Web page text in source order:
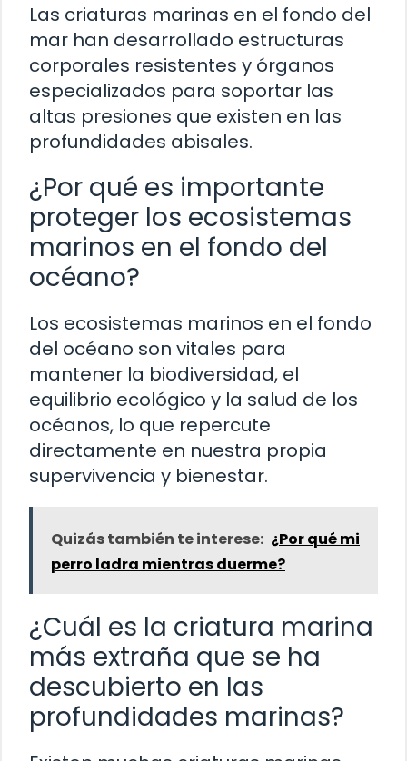
Las criaturas marinas en el fondo del
mar han desarrollado estructuras
corporales resistentes y órganos
especializados para soportar las
altas presiones que existen en las
profundidades abisales.
¿Por qué es importante
proteger los ecosistemas
marinos en el fondo del
océano?
Los ecosistemas marinos en el fondo
del océano son vitales para
mantener la biodiversidad, el
equilibrio ecológico y la salud de los
océanos, lo que repercute
directamente en nuestra propia
supervivencia y bienestar.
Quizás también te interese: ¿Por qué mi
perro ladra mientras duerme?
¿Cuál es la criatura marina
más extraña que se ha
descubierto en las
profundidades marinas?